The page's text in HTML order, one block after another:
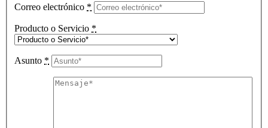
Correo electrónico *
Producto o Servicio *
Asunto *